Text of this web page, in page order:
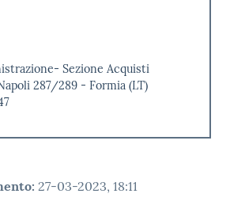
Sezione Acquisti
287/289 - Formia (LT)
: 27-03-2023, 18:11